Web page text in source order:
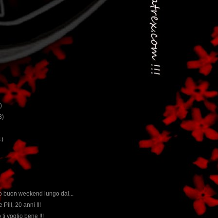
buon weekend lungo dal...
Pill, 20 anni !!!
ti voglio bene !!!